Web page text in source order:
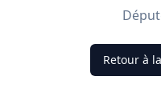
Retour à